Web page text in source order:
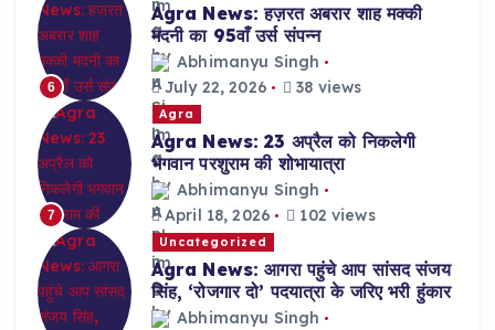
6
Agra News: हज़रत अबरार शाह मक्की
मदनी का 95वाँ उर्स संपन्न
Abhimanyu Singh
July 22, 2026
38 views
7
Agra
Agra News: 23 अप्रैल को निकलेगी
भगवान परशुराम की शोभायात्रा
Abhimanyu Singh
April 18, 2026
102 views
Uncategorized
Agra News: आगरा पहुंचे आप सांसद संजय
सिंह, ‘रोजगार दो’ पदयात्रा के जरिए भरी हुंकार
Abhimanyu Singh